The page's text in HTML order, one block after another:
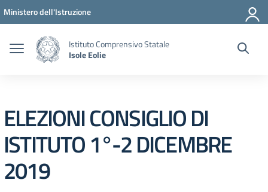
Vai ai contenuti
Vai al menu di navigazione
Vai al footer
Ministero dell'Istruzione
Istituto Comprensivo Statale
Isole Eolie
ELEZIONI CONSIGLIO DI
ISTITUTO 1°-2 DICEMBRE
2019